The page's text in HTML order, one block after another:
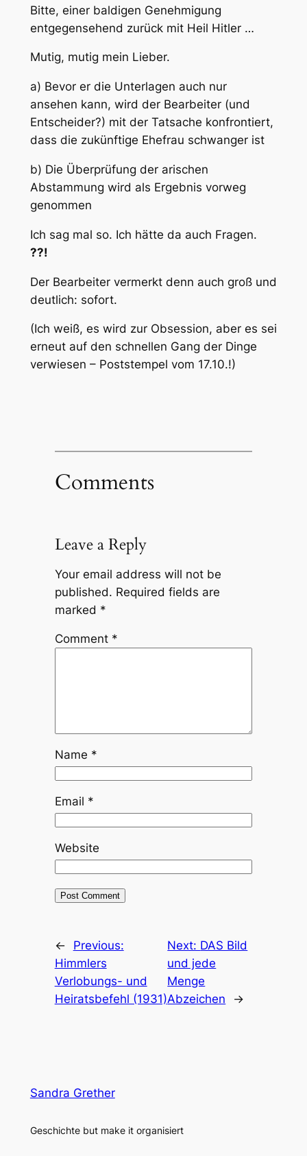
Bitte, einer baldigen Genehmigung
entgegensehend zurück mit Heil Hitler …
Mutig, mutig mein Lieber.
a) Bevor er die Unterlagen auch nur
ansehen kann, wird der Bearbeiter (und
Entscheider?) mit der Tatsache konfrontiert,
dass die zukünftige Ehefrau schwanger ist
b) Die Überprüfung der arischen
Abstammung wird als Ergebnis vorweg
genommen
Ich sag mal so. Ich hätte da auch Fragen.
??!
Der Bearbeiter vermerkt denn auch groß und
deutlich: sofort.
(Ich weiß, es wird zur Obsession, aber es sei
erneut auf den schnellen Gang der Dinge
verwiesen – Poststempel vom 17.10.!)
Comments
Leave a Reply
Your email address will not be
published. Required fields are
marked *
Comment *
Name *
Email *
Website
←
Previous:
Himmlers
Verlobungs- und
Heiratsbefehl (1931)
Next: DAS Bild
und jede
Menge
Abzeichen
→
Sandra Grether
Geschichte but make it organisiert